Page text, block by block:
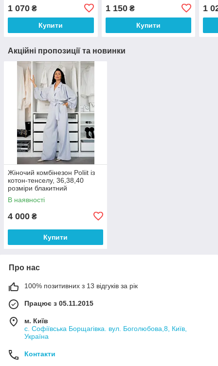
1 070 ₴
Купити
1 150₴
Купити
1
Акційні пропозиції та новинки
Жіночий комбінезон Poliit із
котон-тенселу, 36,38,40
розміри блакитний
В наявності
4 000 ₴
Купити
Про нас
100% позитивних з 13 відгуків за рік
Працює з 05.11.2015
м. Київ
с. Софіївська Борщагівка. вул. Боголюбова,8, Київ,
Україна
Контакти